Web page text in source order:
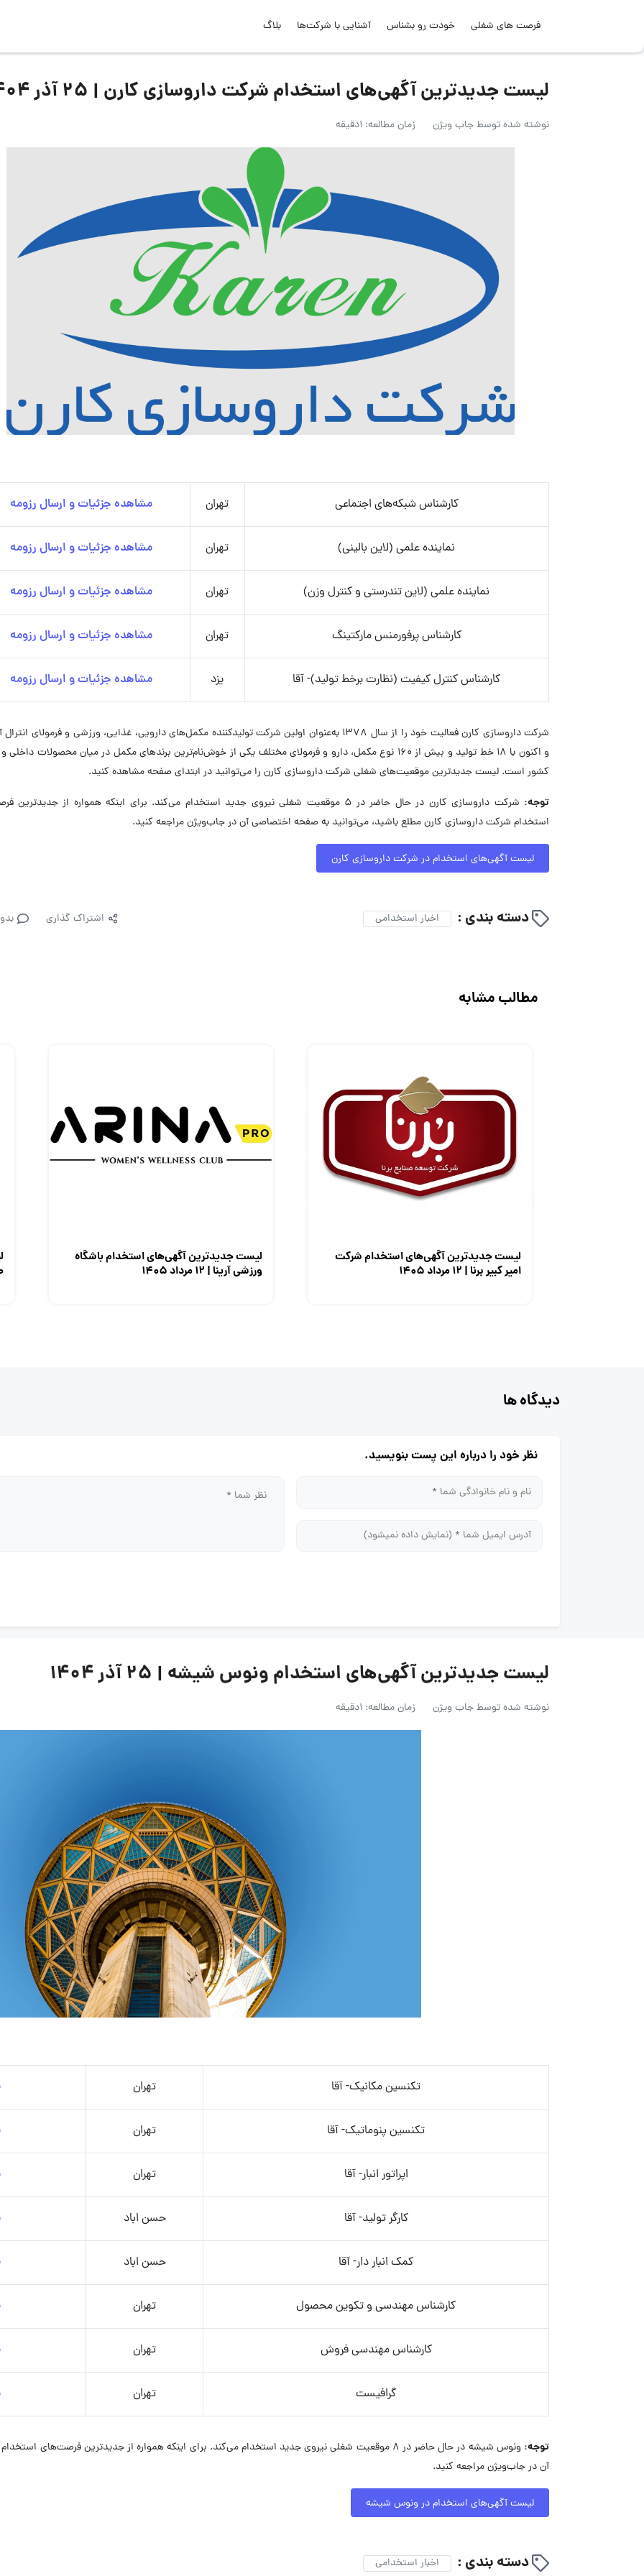
فرصت های شغلی خودت رو بشناس آشنایی با شرکت‌ها بلاگ
لیست جدیدترین آگهی‌های استخدام شرکت داروسازی کارن | ۲۵ آذر ۱۴۰۴
نوشته شده توسطجاب ویژن زمان مطالعه: 1دقیقه
کارشناس شبکه‌های اجتماعی تهران مشاهده جزئیات و ارسال رزومه
نماینده علمی (لاین بالینی) تهران مشاهده جزئیات و ارسال رزومه
نماینده علمی (لاین تندرستی و کنترل وزن) تهران مشاهده جزئیات و ارسال رزومه
کارشناس پرفورمنس مارکتینگ تهران مشاهده جزئیات و ارسال رزومه
کارشناس کنترل کیفیت (نظارت برخط تولید)- آقا یزد مشاهده جزئیات و ارسال رزومه
شرکت داروسازی کارن فعالیت خود را از سال 1378 به‌عنوان اولین شرکت تولیدکننده مکمل‌های دارویی، غذایی، ورزشی و فرمولای
و اکنون با 18 خط تولید و بیش از 160 نوع مکمل، دارو و فرمولای مختلف یکی از خوش‌نام‌ترین برندهای مکمل در میان محصولات
کشور است. لیست جدیدترین موقعیت‌های شغلی شرکت داروسازی کارن را می‌توانید در ابتدای صفحه مشاهده کنید.
توجه:
شرکت داروسازی کارن در حال حاضر در ۵ موقعیت شغلی نیروی جدید استخدام می‌کند. برای اینکه همواره از
استخدام شرکت داروسازی کارن مطلع باشید، می‌توانید به صفحه اختصاصی آن در جاب‌ویژن مراجعه کنید.
لیست آگهی‌های استخدام در شرکت داروسازی کارن
دسته بندی : اخبار استخدامی اشتراک گذاری
مطالب مشابه
لیست جدیدترین آگهی‌های استخدام شرکت
امیر کبیر برنا | ۱۲ مرداد ۱۴۰۵
لیست جدیدترین آگهی‌های استخدام باشگاه
ورزشی آرینا | ۱۲ مرداد ۱۴۰۵
دیدگاه ها
نظر خود را درباره این پست بنویسید.
لیست جدیدترین آگهی‌های استخدام ونوس شیشه | ۲۵ آذر ۱۴۰۴
نوشته شده توسطجاب ویژن زمان مطالعه: 1دقیقه
تکنسین مکانیک- آقا تهران
تکنسین پنوماتیک- آقا تهران
اپراتور انبار- آقا تهران
کارگر تولید- آقا حسن اباد
کمک انبار دار- آقا حسن اباد
کارشناس مهندسی و تکوین محصول تهران
کارشناس مهندسی فروش تهران
گرافیست تهران
توجه:
ونوس شیشه در حال حاضر در ۸ موقعیت شغلی نیروی جدید استخدام می‌کند. برای اینکه همواره از جدیدترین
آن در جاب‌ویژن مراجعه کنید.
لیست آگهی‌های استخدام در ونوس شیشه
دسته بندی : اخبار استخدامی